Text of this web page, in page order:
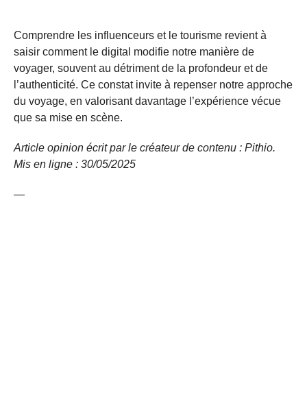
Comprendre les influenceurs et le tourisme revient à
saisir comment le digital modifie notre manière de
voyager, souvent au détriment de la profondeur et de
l’authenticité. Ce constat invite à repenser notre approche
du voyage, en valorisant davantage l’expérience vécue
que sa mise en scène.
Article opinion écrit par le créateur de contenu : Pithio.
Mis en ligne : 30/05/2025
—